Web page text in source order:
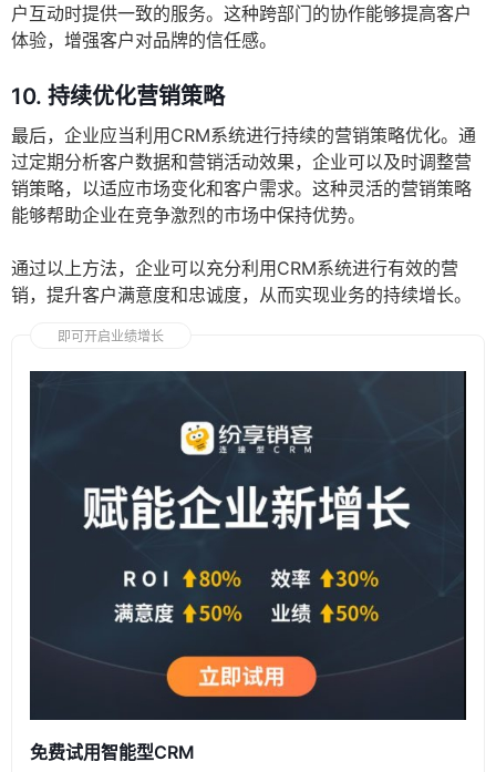
户互动时提供一致的服务。这种跨部门的协作能够提高客户
体验，增强客户对品牌的信任感。
10. 持续优化营销策略
最后，企业应当利用CRM系统进行持续的营销策略优化。通
过定期分析客户数据和营销活动效果，企业可以及时调整营
销策略，以适应市场变化和客户需求。这种灵活的营销策略
能够帮助企业在竞争激烈的市场中保持优势。
通过以上方法，企业可以充分利用CRM系统进行有效的营
销，提升客户满意度和忠诚度，从而实现业务的持续增长。
即可开启业绩增长
免费试用智能型CRM